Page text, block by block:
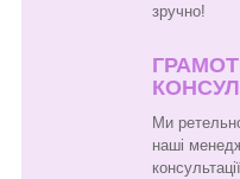
зручно!
Ми
наші